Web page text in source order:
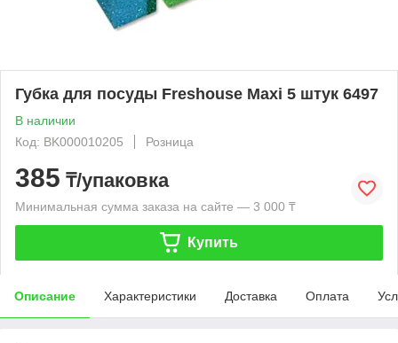
Губка для посуды Freshouse Maxi 5 штук 6497
В наличии
Код: BK000010205
Розница
385 ₸/упаковка
Минимальная сумма заказа на сайте — 3 000 ₸
Купить
Описание Характеристики Доставка Оплата